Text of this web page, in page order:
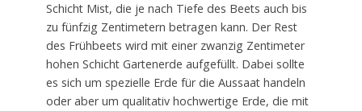
Schicht Mist, die je nach Tiefe des Beets auch bis
zu fünfzig Zentimetern betragen kann. Der Rest
des Frühbeets wird mit einer zwanzig Zentimeter
hohen Schicht Gartenerde aufgefüllt. Dabei sollte
es sich um spezielle Erde für die Aussaat handeln
oder aber um qualitativ hochwertige Erde, die mit